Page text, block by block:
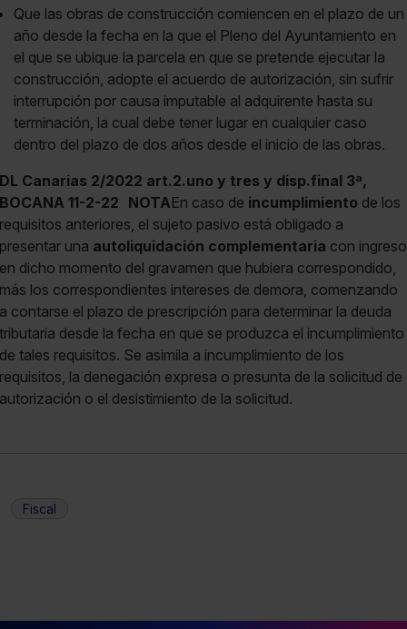
Que las obras de construcción comiencen en el plazo de un
año desde la fecha en la que el Pleno del Ayuntamiento en
el que se ubique la parcela en que se pretende ejecutar la
construcción, adopte el acuerdo de autorización, sin sufrir
interrupción por causa imputable al adquirente hasta su
terminación, la cual debe tener lugar en cualquier caso
dentro del plazo de dos años desde el inicio de las obras.
DL Canarias 2/2022 art.2.uno y tres y disp.final 3ª,
BOCANA 11-2-22 NOTAEn caso de incumplimiento de los
requisitos anteriores, el sujeto pasivo está obligado a
presentar una autoliquidación complementaria con ingreso
en dicho momento del gravamen que hubiera correspondido,
más los correspondientes intereses de demora, comenzando
a contarse el plazo de prescripción para determinar la deuda
tributaria desde la fecha en que se produzca el incumplimiento
de tales requisitos. Se asimila a incumplimiento de los
requisitos, la denegación expresa o presunta de la solicitud de
autorización o el desistimiento de la solicitud.
Fiscal